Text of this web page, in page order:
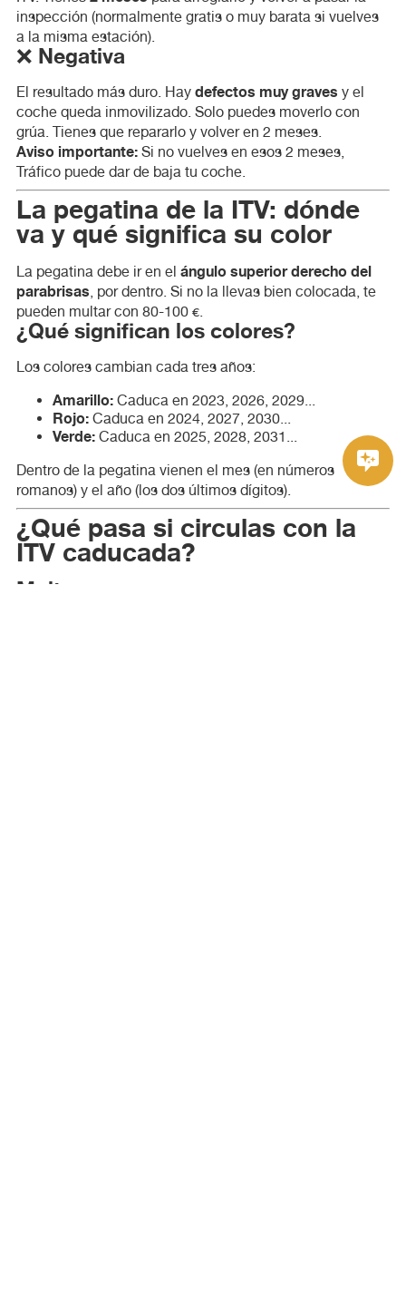
inspección (normalmente gratis o muy barata si vuelves
a la misma estación).
❌ Negativa
El resultado más duro. Hay defectos muy graves y el
coche queda inmovilizado. Solo puedes moverlo con
grúa. Tienes que repararlo y volver en 2 meses.
Aviso importante:Si no vuelves en esos 2 meses,
Tráfico puede dar de baja tu coche.
La pegatina de la ITV: dónde
va y qué significa su color
La pegatina debe ir en el ángulo superior derecho del
parabrisas , por dentro. Si no la llevas bien colocada, te
pueden multar con 80-100 €.
¿Qué significan los colores?
Los colores cambian cada tres años:
Amarillo:Caduca en 2023, 2026, 2029...
Rojo:Caduca en 2024, 2027, 2030...
Verde:Caduca en 2025, 2028, 2031...
Dentro de la pegatina vienen el mes (en números
romanos) y el año (los dos últimos dígitos).
¿Qué pasa si circulas con la
ITV caducada?
Multas